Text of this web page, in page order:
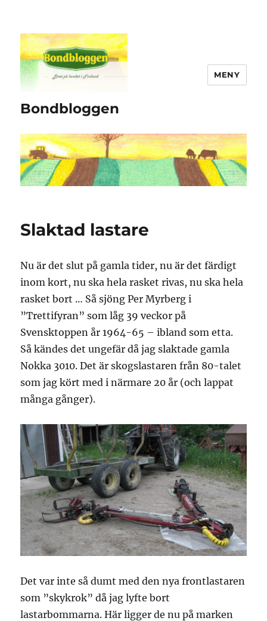
Bondbloggen
MENY
Slaktad lastare
Nu är det slut på gamla tider, nu är det färdigt
inom kort, nu ska hela rasket rivas, nu ska hela
rasket bort … Så sjöng Per Myrberg i
”Trettifyran” som låg 39 veckor på
Svensktoppen år 1964-65 – ibland som etta.
Så kändes det ungefär då jag slaktade gamla
Nokka 3010. Det är skogslastaren från 80-talet
som jag kört med i närmare 20 år (och lappat
många gånger).
Det var inte så dumt med den nya frontlastaren
som ”skykrok” då jag lyfte bort
lastarbommarna. Här ligger de nu på marken